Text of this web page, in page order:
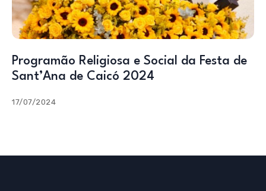
Programão Religiosa e Social da Festa de
Sant’Ana de Caicó 2024
17/07/2024